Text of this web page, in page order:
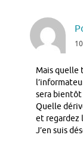
Mais
sera
Quelle
et regardez
J’en suis